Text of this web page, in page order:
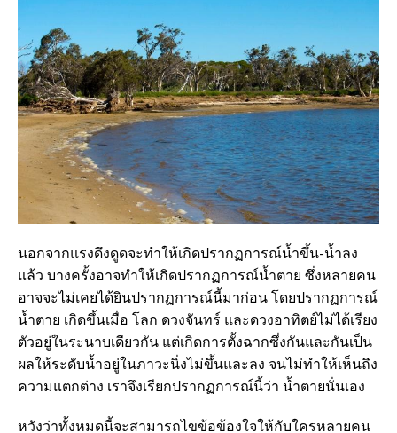
นอกจากแรงดึงดูดจะทำให้เกิดปรากฏการณ์น้ำขึ้น-น้ำลง
แล้ว บางครั้งอาจทำให้เกิดปรากฏการณ์น้ำตาย ซึ่งหลายคน
อาจจะไม่เคยได้ยินปรากฏการณ์นี้มาก่อน โดยปรากฏการณ์
น้ำตาย เกิดขึ้นเมื่อ โลก ดวงจันทร์ และดวงอาทิตย์ไม่ได้เรียง
ตัวอยู่ในระนาบเดียวกัน แต่เกิดการตั้งฉากซึ่งกันและกันเป็น
ผลให้ระดับน้ำอยู่ในภาวะนิ่งไม่ขึ้นและลง จนไม่ทำให้เห็นถึง
ความแตกต่าง เราจึงเรียกปรากฏการณ์นี้ว่า น้ำตายนั่นเอง
หวังว่าทั้งหมดนี้จะสามารถไขข้อข้องใจให้กับใครหลายคน